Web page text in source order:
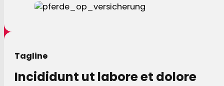
Tagline
Incididunt ut labore et dolore